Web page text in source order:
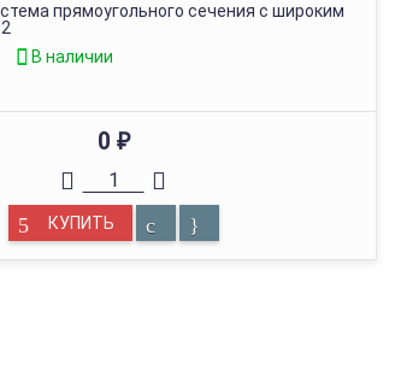
прямоугольного сечения с широким
В наличии
0 ₽
КУПИТЬ